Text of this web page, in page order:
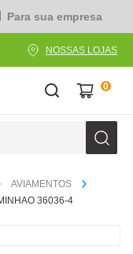
Para sua empresa
NOSSAS LOJAS
0
AVIAMENTOS
36036-4